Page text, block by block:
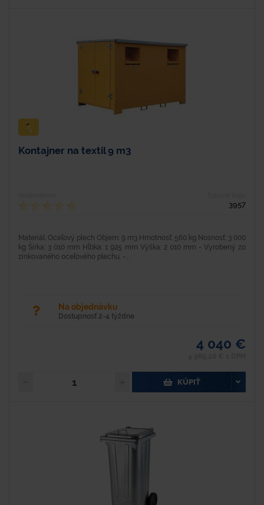
Kontajner na textil 9 m3
3957
Materiál: Oceľový plech Objem: 9 m3 Hmotnosť: 560 kg Nosnosť: 3 000
kg Šírka: 3 010 mm Hĺbka: 1 925 mm Výška: 2 010 mm - Vyrobený zo
zinkovaného oceľového plechu. -...
Na objednávku
Dostupnosť 2-4 týždne
4 040 €
KÚPIŤ